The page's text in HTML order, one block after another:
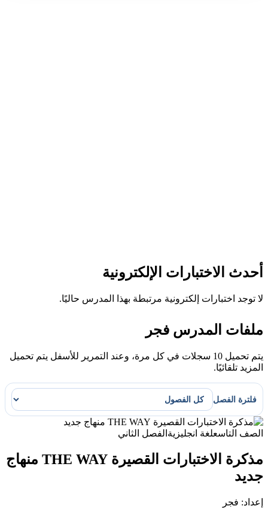
أحدث الاختبارات الإلكترونية
لا توجد اختبارات إلكترونية مرتبطة بهذا المدرس حاليًا.
ملفات المدرس فجر
يتم تحميل 10 سجلات في كل مرة، وعند التمرير للأسفل يتم تحميل
المزيد تلقائيًا.
فلترة الفصل
الصف التاسعلغة انجليزيةالفصل الثاني
مذكرة الاختبارات القصيرة THE WAY منهاج
جديد
إعداد: فجر